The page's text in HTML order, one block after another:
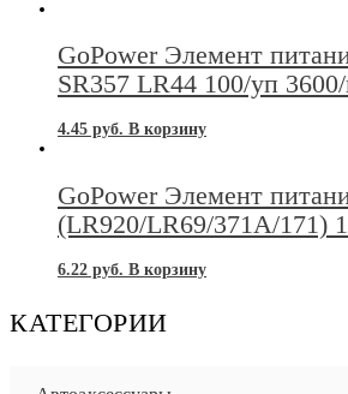
GoPower Элемент
SR357 LR44 100/уп
4.45 руб. В корзину
GoPower Элемент
(LR920/LR69/371A/171)
6.22 руб. В корзину
КАТЕГОРИИ